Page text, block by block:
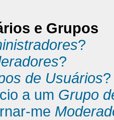
e Grupos
?
?
de Usuários?
a um Grupo
me